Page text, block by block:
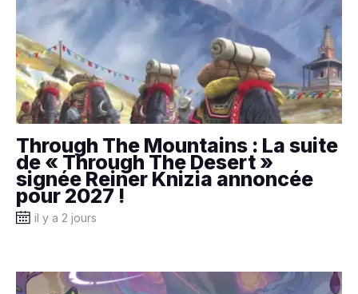
Through The Mountains : La suite
de « Through The Desert »
signée Reiner Knizia annoncée
pour 2027 !
il y a 2 jours